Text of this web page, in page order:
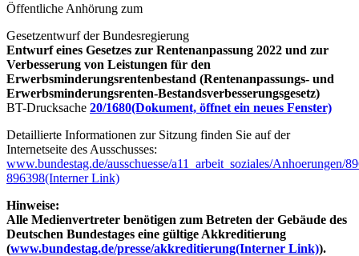
Öffentliche Anhörung zum
Gesetzentwurf der Bundesregierung
Entwurf eines Gesetzes zur Rentenanpassung 2022 und zur
Verbesserung von Leistungen für den
Erwerbsminderungsrentenbestand (Rentenanpassungs- und
Erwerbsminderungsrenten-Bestandsverbesserungsgesetz)
BT-Drucksache 20/1680(Dokument, öffnet ein neues Fenster)
Detaillierte Informationen zur Sitzung finden Sie auf der
Internetseite des Ausschusses:
www.bundestag.de/ausschuesse/a11_arbeit_soziales/Anhoerungen/
896398(Interner Link)
Hinweise:
Alle Medienvertreter benötigen zum Betreten der Gebäude des
Deutschen Bundestages eine gültige Akkreditierung
(www.bundestag.de/presse/akkreditierung(Interner Link)).